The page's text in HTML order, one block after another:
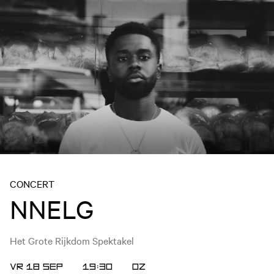
CONCERT
NNELG
Het Grote Rijkdom Spektakel
VR 18 SEP 19:30 OZ